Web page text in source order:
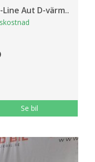
Line Aut D-värm..
Se bil